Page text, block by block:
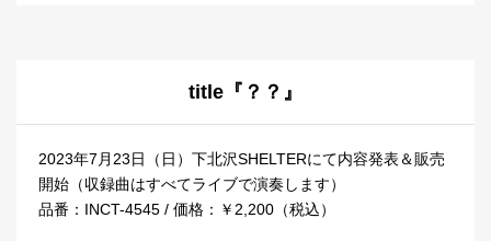
title『？？』
2023年7月23日（日）下北沢SHELTERにて内容発表＆販売
開始（収録曲はすべてライブで演奏します）
品番：INCT-4545 / 価格：￥2,200（税込）